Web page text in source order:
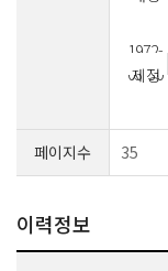
1972-
03-30
제정
페이지수 35
이력정보